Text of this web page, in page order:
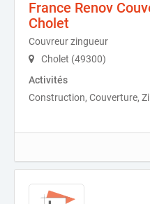
France Renov
Cholet
Couvreur zingueur
Cholet (49300)
Activités
Construction, Couverture,